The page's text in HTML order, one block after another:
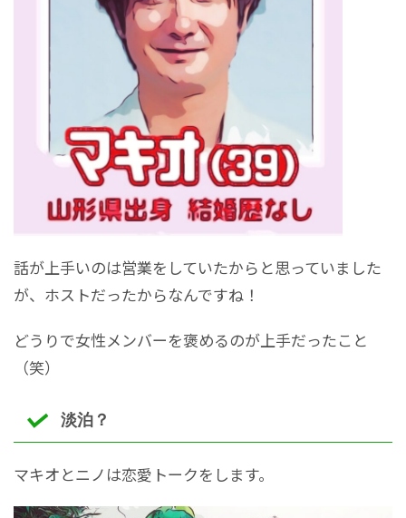
話が上手いのは営業をしていたからと思っていました
が、ホストだったからなんですね！
どうりで女性メンバーを褒めるのが上手だったこと
（笑）
淡泊？
マキオとニノは恋愛トークをします。